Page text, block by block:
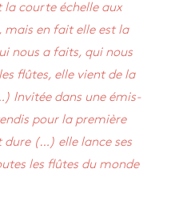
la courte échelle aux
en fait elle est la
nous a faits, qui nous
flûtes, elle vient de la
Invi­tée dans une émis­
pour la pre­mière
dure (…) elle lance ses
les flûtes du monde